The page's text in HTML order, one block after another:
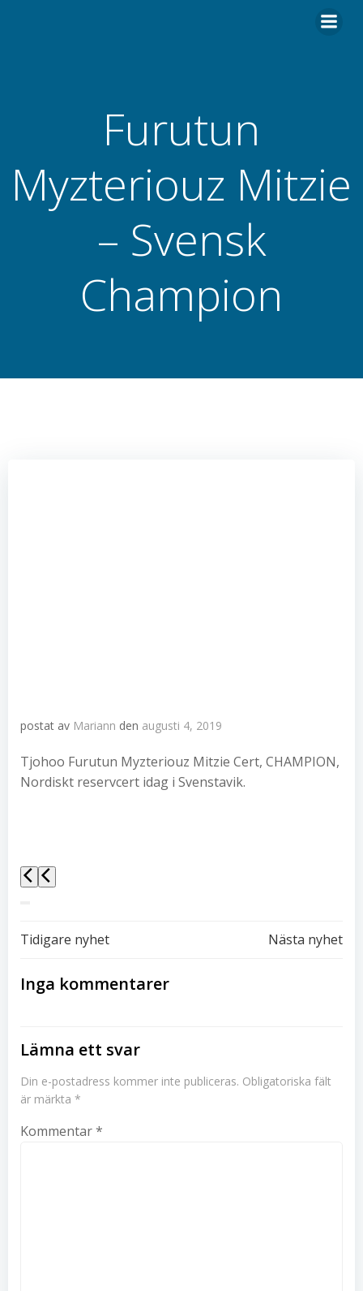
Furutun
Myzteriouz Mitzie
– Svensk
Champion
postat av Mariann den augusti 4, 2019
Tjohoo Furutun Myzteriouz Mitzie Cert, CHAMPION,
Nordiskt reservcert idag i Svenstavik.
Inläggsnavigering
Tidigare nyhet Nästa nyhet
Inga kommentarer
Lämna ett svar
Din e-postadress kommer inte publiceras. Obligatoriska fält
är märkta *
Kommentar*